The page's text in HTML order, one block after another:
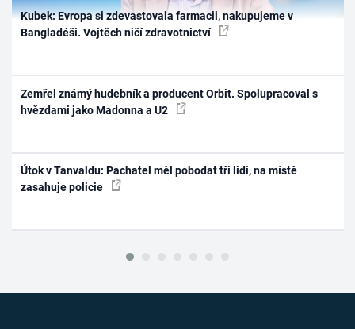
Kubek: Evropa si zdevastovala farmacii, nakupujeme v
Bangladéši. Vojtěch ničí zdravotnictví
Zemřel známý hudebník a producent Orbit. Spolupracoval s
hvězdami jako Madonna a U2
Útok v Tanvaldu: Pachatel měl pobodat tři lidi, na místě
zasahuje policie